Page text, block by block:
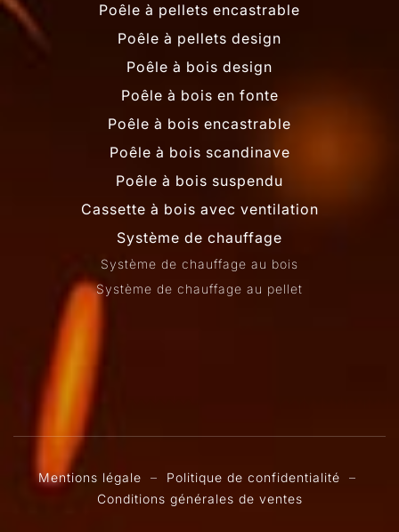
Poêle à pellets encastrable
Poêle à pellets design
Poêle à bois design
Poêle à bois en fonte
Poêle à bois encastrable
Poêle à bois scandinave
Poêle à bois suspendu
Cassette à bois avec ventilation
Système de chauffage
Système de chauffage au bois
Système de chauffage au pellet
Mentions légale – Politique de confidentialité –
Conditions générales de ventes